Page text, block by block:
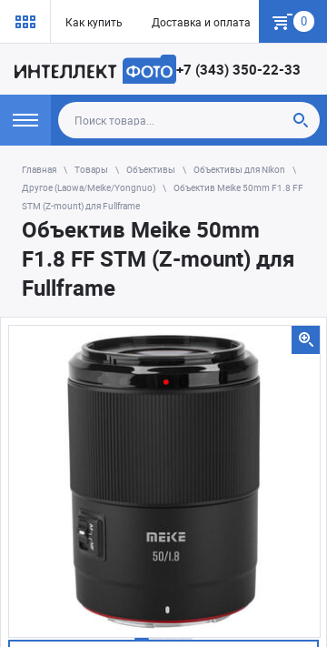
Как купить Доставка и оплата Гарантия
0
+7 (343) 350-22-33
Главная Товары Объективы
Объективы для Nikon
Другое (Laowa/Meike/Yongnuo)
Объектив Meike 50mm F1.8 FF
STM (Z-mount) для Fullframe
Объектив Meike 50mm
F1.8 FF STM (Z-mount) для
Fullframe